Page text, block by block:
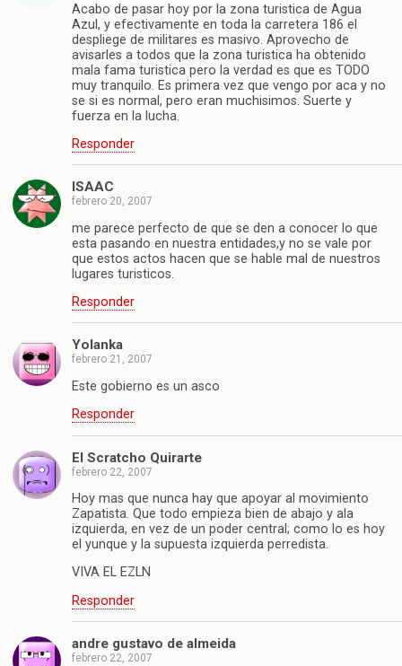
Acabo de pasar hoy por la zona turistica de Agua
Azul, y efectivamente en toda la carretera 186 el
despliege de militares es masivo. Aprovecho de
avisarles a todos que la zona turistica ha obtenido
mala fama turistica pero la verdad es que es TODO
muy tranquilo. Es primera vez que vengo por aca y no
se si es normal, pero eran muchisimos. Suerte y
fuerza en la lucha.
Responder
ISAAC
febrero 20, 2007
me parece perfecto de que se den a conocer lo que
esta pasando en nuestra entidades,y no se vale por
que estos actos hacen que se hable mal de nuestros
lugares turisticos.
Responder
Yolanka
febrero 21, 2007
Este gobierno es un asco
Responder
El Scratcho Quirarte
febrero 22, 2007
Hoy mas que nunca hay que apoyar al movimiento
Zapatista. Que todo empieza bien de abajo y ala
izquierda, en vez de un poder central; como lo es hoy
el yunque y la supuesta izquierda perredista.
VIVA EL EZLN
Responder
andre gustavo de almeida
febrero 22, 2007